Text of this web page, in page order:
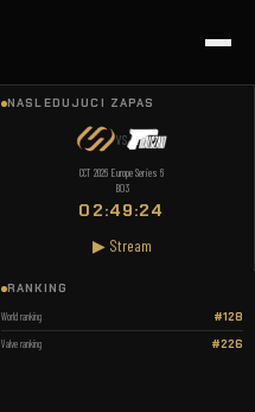
NASLEDUJÚCI ZÁPAS
VS
CCT 2026 Europe Series 6
BO3
02:49:23
▶ Stream
RANKING
World ranking #128
Valve ranking #226